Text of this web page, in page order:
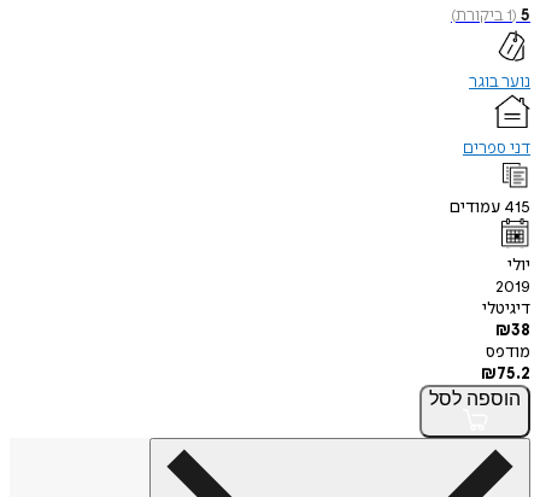
5
(
1ביקורת)
נוער בוגר
דני ספרים
415 עמודים
יולי
2019
דיגיטלי
₪38
מודפס
₪75.2
הוספה לסל